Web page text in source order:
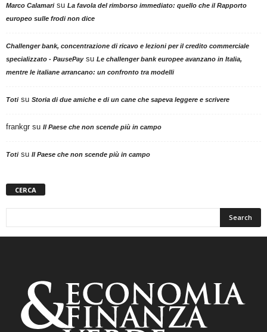
Marco Calamarisu La favola del rimborso immediato: quello che il Rapporto
europeo sulle frodi non dice
Challenger bank, concentrazione di ricavo e lezioni per il credito commerciale
specializzato - PausePaysu Le challenger bank europee avanzano in Italia,
mentre le italiane arrancano: un confronto tra modelli
Totisu Storia di due amiche e di un cane che sapeva leggere e scrivere
frankgr su Il Paese che non scende più in campo
Totisu Il Paese che non scende più in campo
CERCA